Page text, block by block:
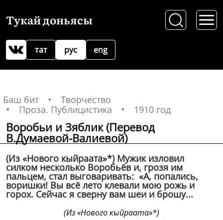
Тукай доньясы
рус
тат eng
Баш бит
Творчество
Проза. Публицистика
1910 год
Воробьи и Зяблик (Перевод
В.Думаевой-Валиевой)
(Из «Нового кыйраата»*) Мужик изловил
силком несколько Воробьёв и, грозя им
пальцем, стал выговаривать: «А, попались,
воришки! Вы всё лето клевали мою рожь и
горох. Сейчас я сверну вам шеи и брошу...
(Из «Нового кыйраата»*)